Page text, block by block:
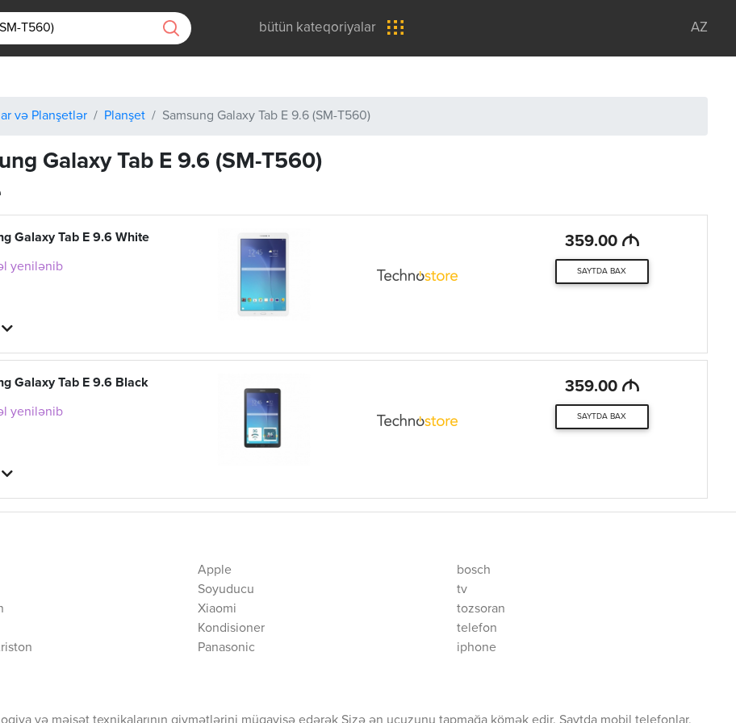
bütün kateqoriyalar AZ
və Planşetlər Planşet Samsung Galaxy Tab E 9.6 (SM-T560)
Galaxy Tab E 9.6 (SM-T560)
Galaxy Tab E 9.6 White
yenilənib
359.00 M
SAYTDA BAX
Galaxy Tab E 9.6 Black
yenilənib
359.00 M
SAYTDA BAX
Apple
Soyuducu
Xiaomi
Kondisioner
Panasonic
bosch
tv
tozsoran
telefon
iphone